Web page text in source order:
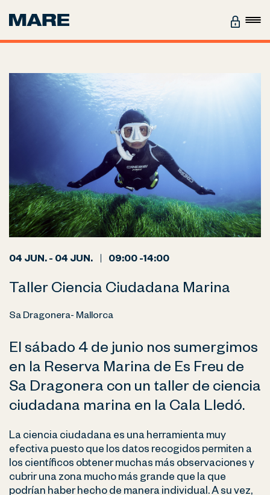
04 JUN. - 04 JUN. 09:00 -14:00
Taller Ciencia Ciudadana Marina
Sa Dragonera- Mallorca
El sábado 4 de junio nos sumergimos
en la Reserva Marina de Es Freu de
Sa Dragonera con un taller de ciencia
ciudadana marina en la Cala Lledó.
La ciencia ciudadana es una herramienta muy
efectiva puesto que los datos recogidos permiten a
los científicos obtener muchas más observaciones y
cubrir una zona mucho más grande que la que
podrían haber hecho de manera individual. A su vez,